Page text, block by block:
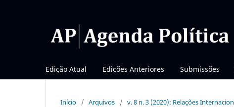
Edição Atual Edições Anteriores Submissões
Início / Arquivos / v. 8 n. 3 (2020): Relações